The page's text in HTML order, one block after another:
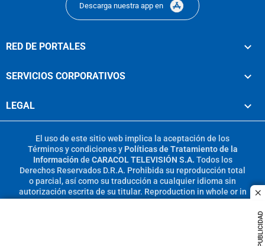
PUBLICIDAD
Descarga nuestra app en
RED DE PORTALES
SERVICIOS CORPORATIVOS
LEGAL
El uso de este sitio web implica la aceptación de los
Términos y condicionesy Políticas de Tratamiento de la
Información de CARACOL TELEVISIÓN S.A. Todos los
Derechos Reservados D.R.A. Prohibida su reproducción total
o parcial, así como su traducción a cualquier idioma sin
autorización escrita de su titular. Reproduction in whole or in